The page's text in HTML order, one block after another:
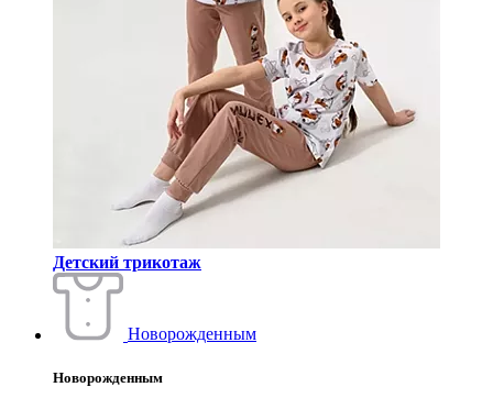
Детский трикотаж
Новорожденным
Новорожденным